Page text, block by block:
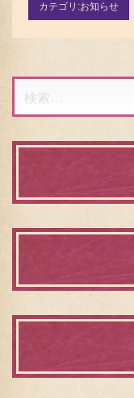
カテゴリ:お知らせ
索: